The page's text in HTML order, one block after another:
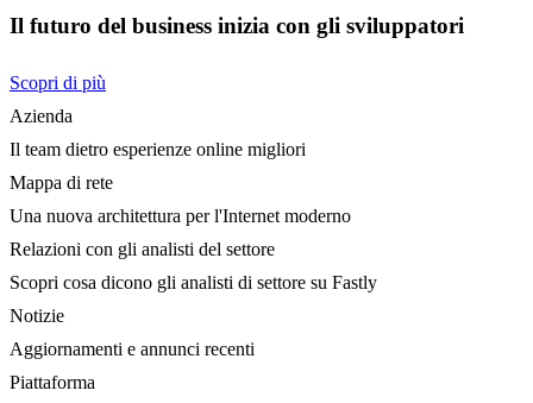
Il futuro del business inizia con gli sviluppatori
Scopri di più
Azienda
Il team dietro esperienze online migliori
Mappa di rete
Una nuova architettura per l'Internet moderno
Relazioni con gli analisti del settore
Scopri cosa dicono gli analisti di settore su Fastly
Notizie
Aggiornamenti e annunci recenti
Piattaforma